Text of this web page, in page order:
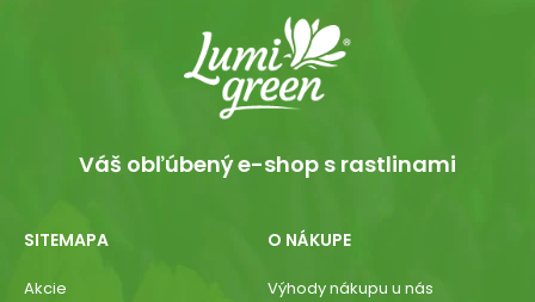
Váš obľúbený e-shop s rastlinami
SITEMAPA
Akcie
O NÁKUPE
Výhody nákupu u nás